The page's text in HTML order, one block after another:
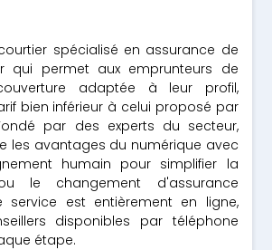
spécialisé en assurance de
qui permet aux emprunteurs de
adaptée à leur profil,
bien inférieur à celui proposé par
par des experts du secteur,
les avantages du numérique avec
humain pour simplifier la
le changement d'assurance
service est entièrement en ligne,
disponibles par téléphone
étape.